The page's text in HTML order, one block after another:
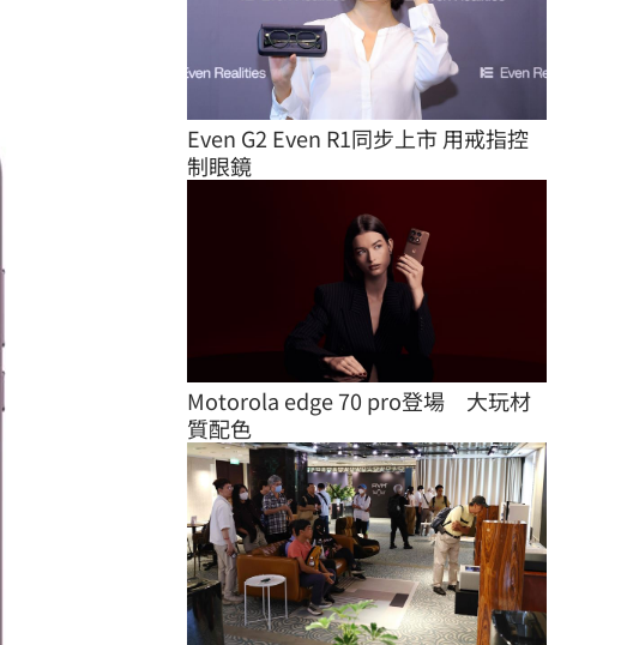
Even G2 Even R1同步上市 用戒指控
制眼鏡
Motorola edge 70 pro登場　大玩材
質配色